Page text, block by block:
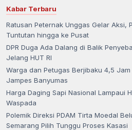
Kabar Terbaru
Ratusan Peternak Unggas Gelar Aksi,
Tuntutan hingga ke Pusat
DPR Duga Ada Dalang di Balik
Jelang HUT RI
Warga dan Petugas Berjibaku 4,5
Jampes Banyumas
Harga Daging Sapi Nasional Lampaui
Waspada
Polemik Direksi PDAM Tirta Moedal
Semarang Pilih Tunggu Proses Kasasi